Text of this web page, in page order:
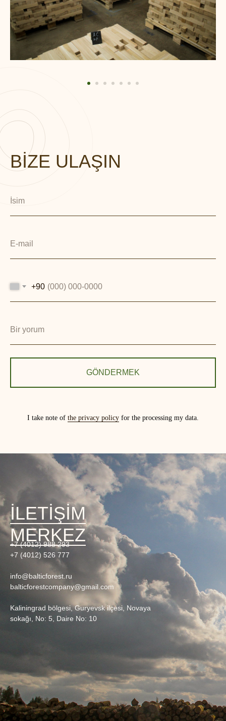
BİZE ULAŞIN
+90
GÖNDERMEK
I take note of the privacy policy for the processing my data.
İLETİŞİM
MERKEZ
+7 (4012) 988 293
+7 (4012) 526 777
info@balticforest.ru
balticforestcompany@gmail.com
Kaliningrad bölgesi, Guryevsk ilçesi, Novaya
sokağı, No: 5, Daire No: 10